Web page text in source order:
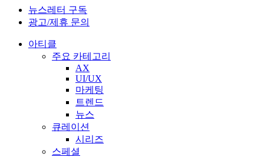
뉴스레터 구독
광고/제휴 문의
아티클
주요 카테고리
AX
UI/UX
마케팅
트렌드
뉴스
큐레이션
시리즈
스페셜